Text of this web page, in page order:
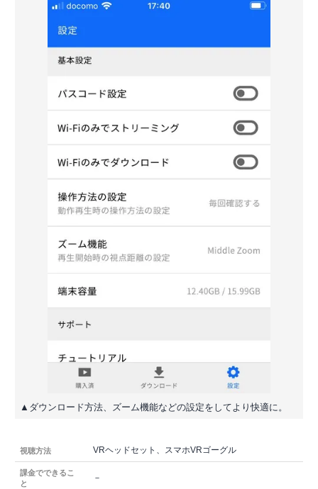
▲ダウンロード方法、ズーム機能などの設定をしてより快適に。
視聴方法 VRヘッドセット、スマホVRゴーグル
課金でできるこ
と
－